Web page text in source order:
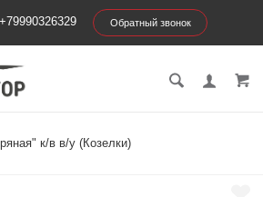
+79990326329 Обратный звонок
к/в в/у (Козелки)